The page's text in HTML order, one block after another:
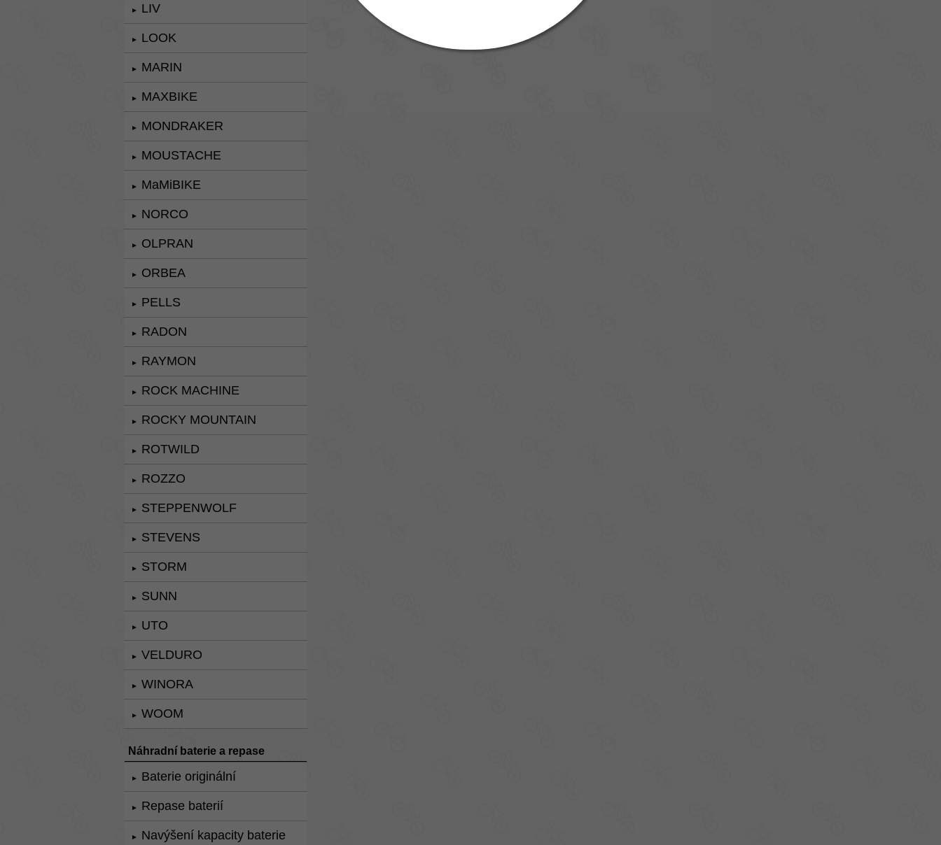
► LIV
► LOOK
► MARIN
► MAXBIKE
► MONDRAKER
► MOUSTACHE
► MaMiBIKE
► NORCO
► OLPRAN
► ORBEA
► PELLS
► RADON
► RAYMON
► ROCK MACHINE
► ROCKY MOUNTAIN
► ROTWILD
► ROZZO
► STEPPENWOLF
► STEVENS
► STORM
► SUNN
► UTO
► VELDURO
► WINORA
► WOOM
Náhradní baterie a repase
► Baterie originální
► Repase baterií
► Navýšení kapacity baterie